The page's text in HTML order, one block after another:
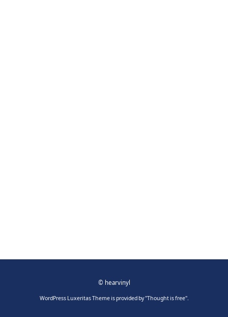
© hearvinyl
WordPress Luxeritas Theme is provided by "Thought is free".